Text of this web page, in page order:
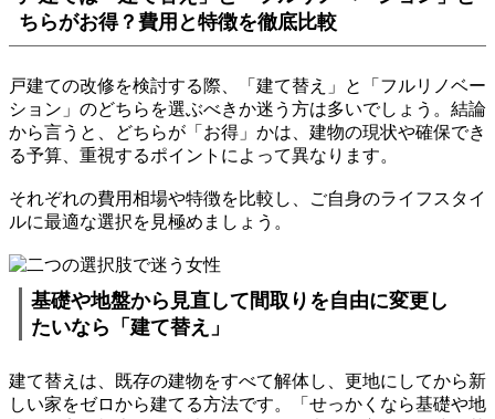
ちらがお得？費用と特徴を徹底比較
戸建ての改修を検討する際、「建て替え」と「フルリノベー
ション」のどちらを選ぶべきか迷う方は多いでしょう。結論
から言うと、どちらが「お得」かは、建物の現状や確保でき
る予算、重視するポイントによって異なります。
それぞれの費用相場や特徴を比較し、ご自身のライフスタイ
ルに最適な選択を見極めましょう。
基礎や地盤から見直して間取りを自由に変更し
たいなら「建て替え」
建て替えは、既存の建物をすべて解体し、更地にしてから新
しい家をゼロから建てる方法です。「せっかくなら基礎や地